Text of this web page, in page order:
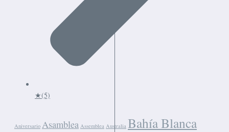
★(5)
Aniversario Asamblea Assemblea Australia Bahía Blanca